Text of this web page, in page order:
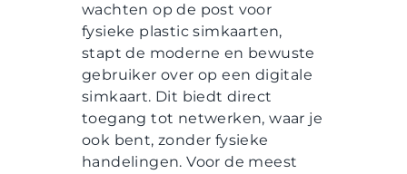
wachten op de post voor
fysieke plastic simkaarten,
stapt de moderne en bewuste
gebruiker over op een digitale
simkaart. Dit biedt direct
toegang tot netwerken, waar je
ook bent, zonder fysieke
handelingen. Voor de meest